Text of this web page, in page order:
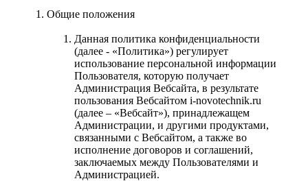
Общие положения
Данная политика конфиденциальности
(далее - «Политика») регулирует
использование персональной информации
Пользователя, которую получает
Администрация Вебсайта, в результате
пользования Вебсайтом i-novotechnik.ru
(далее – «Вебсайт»), принадлежащем
Администрации, и другими продуктами,
связанными с Вебсайтом, а также во
исполнение договоров и соглашений,
заключаемых между Пользователями и
Администрацией.